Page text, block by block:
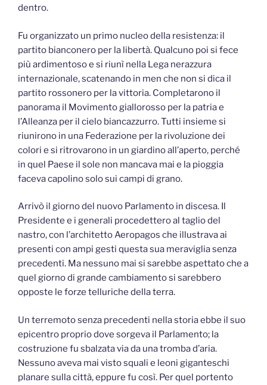
dentro.
Fu organizzato un primo nucleo della resistenza: il
partito bianconero per la libertà. Qualcuno poi si fece
più ardimentoso e si riunì nella Lega nerazzura
internazionale, scatenando in men che non si dica il
partito rossonero per la vittoria. Completarono il
panorama il Movimento giallorosso per la patria e
l’Alleanza per il cielo biancazzurro. Tutti insieme si
riunirono in una Federazione per la rivoluzione dei
colori e si ritrovarono in un giardino all’aperto, perché
in quel Paese il sole non mancava mai e la pioggia
faceva capolino solo sui campi di grano.
Arrivò il giorno del nuovo Parlamento in discesa. Il
Presidente e i generali procedettero al taglio del
nastro, con l’architetto Aeropagos che illustrava ai
presenti con ampi gesti questa sua meraviglia senza
precedenti. Ma nessuno mai si sarebbe aspettato che a
quel giorno di grande cambiamento si sarebbero
opposte le forze telluriche della terra.
Un terremoto senza precedenti nella storia ebbe il suo
epicentro proprio dove sorgeva il Parlamento; la
costruzione fu sbalzata via da una tromba d’aria.
Nessuno aveva mai visto squali e leoni giganteschi
planare sulla città, eppure fu così. Per quel portento